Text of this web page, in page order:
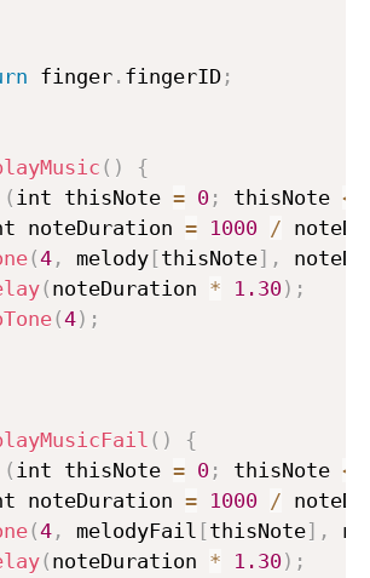
finger. fingerID;
( )
{
( int thisNote = 0; thisNote <
noteDuration
= 1000 /
(4, melody[thisNote] ,
( noteDuration * 1.30) ;
(4) ;
( )
{
( int thisNote = 0; thisNote <
noteDuration
= 1000 /
(4, melodyFail [thisNote] ,
( noteDuration * 1.30) ;